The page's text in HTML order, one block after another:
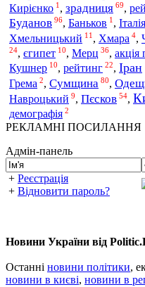
Кирієнко 1 , зрадниця 69,
Буданов 96, Баньков 1, Італія
Хмельницький 11 , Хмара 4,
24, єгипет 10, Мерц 36, акція
Кушнер 10, рейтинг 22, Іран
Грема 2, Сумщина 80,
Навроцький 9, Пєсков 54,
демографія 2
РЕКЛАМНІ ПОСИЛАННЯ
Адмін-панель
+ Реєстрація
+ Відновити пароль?
Новини України від
Останні новини політики,
новини в києві, новини в